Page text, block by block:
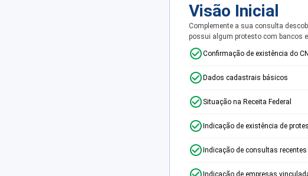
Visão Inicial
Complemente a sua consulta
possui algum protesto com bancos
Confirmação de existência do
Dados cadastrais básicos
Situação na Receita Federal
Indicação de existência de
Indicação de consultas recentes
Indicação de empresas